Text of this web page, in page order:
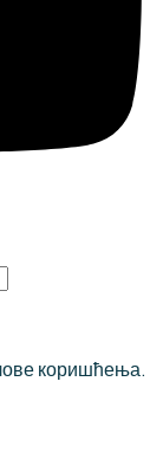
коришћења.